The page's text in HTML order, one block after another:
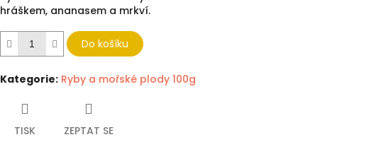
hráškem, ananasem a mrkví.
Do košíku
Kategorie: Ryby a mořské plody 100g
TISK ZEPTAT SE